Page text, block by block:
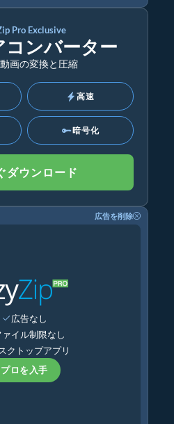
Pro Exclusive
コンバーター
画の変換と圧縮
高速
暗号化
ダウンロード
広告を削除
広告なし
ァイル制限なし
クトップアプリ
プロを入手